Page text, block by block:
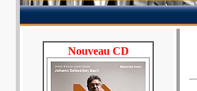
Nouveau CD